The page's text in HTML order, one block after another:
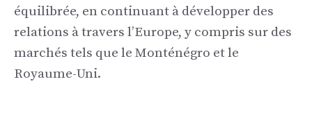
équilibrée, en continuant à développer des
relations à travers l’Europe, y compris sur des
marchés tels que le Monténégro et le
Royaume-Uni.